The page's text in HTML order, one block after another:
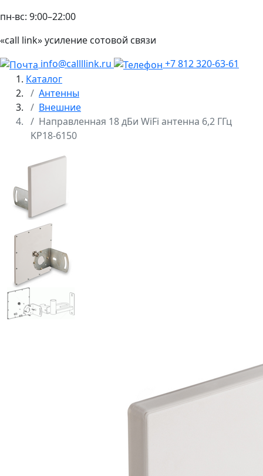
пн-вс: 9:00–22:00
«call link» усиление сотовой связи
info@callllink.ru
+7 812 320-63-61
Каталог
Антенны
Внешние
Направленная 18 дБи WiFi антенна 6,2 ГГц
KP18-6150